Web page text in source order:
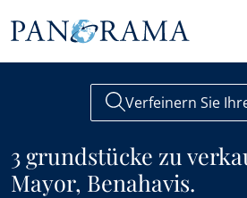
Verfeinern Sie
3 grundstücke zu
Mayor, Benahavis.